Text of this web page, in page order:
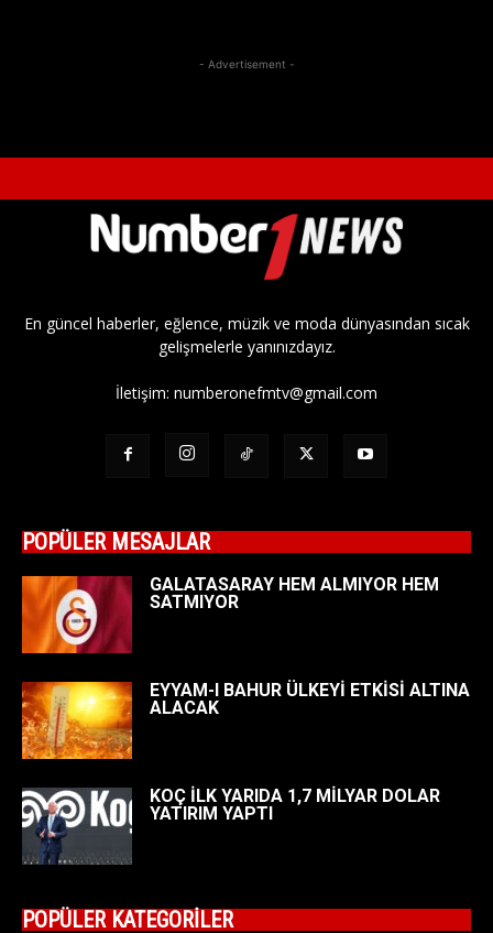
- Advertisement -
En güncel haberler, eğlence, müzik ve moda dünyasından sıcak
gelişmelerle yanınızdayız.
İletişim: numberonefmtv@gmail.com
POPÜLER MESAJLAR
GALATASARAY HEM ALMIYOR HEM
SATMIYOR
EYYAM-I BAHUR ÜLKEYİ ETKİSİ ALTINA
ALACAK
KOÇ İLK YARIDA 1,7 MİLYAR DOLAR
YATIRIM YAPTI
POPÜLER KATEGORİLER